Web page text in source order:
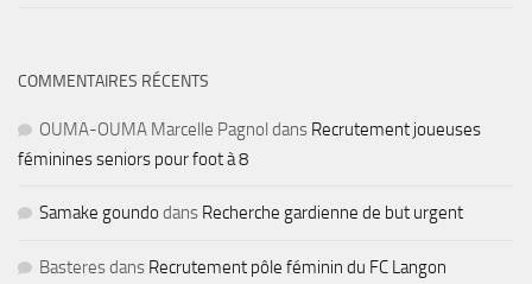
COMMENTAIRES RÉCENTS
OUMA-OUMA Marcelle Pagnol dans Recrutement joueuses
féminines seniors pour foot à 8
Samake goundo dans Recherche gardienne de but urgent
Basteresdans Recrutement pôle féminin du FC Langon